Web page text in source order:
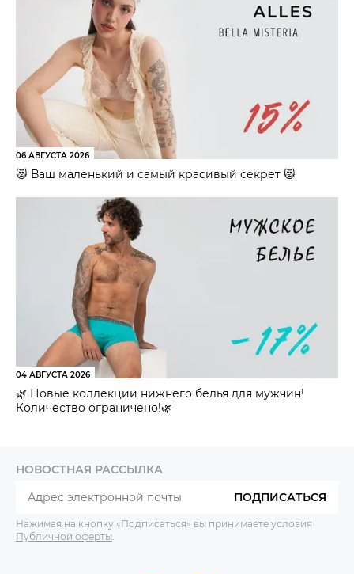
06 АВГУСТА 2026
😻 Ваш маленький и самый красивый секрет 😻
04 АВГУСТА 2026
🌿 Новые коллекции нижнего белья для мужчин!
Количество ограничено!🌿
НОВОСТНАЯ РАССЫЛКА
ПОДПИСАТЬСЯ
Нажимая на кнопку «Подписаться» вы принимаете условия
Публичной оферты